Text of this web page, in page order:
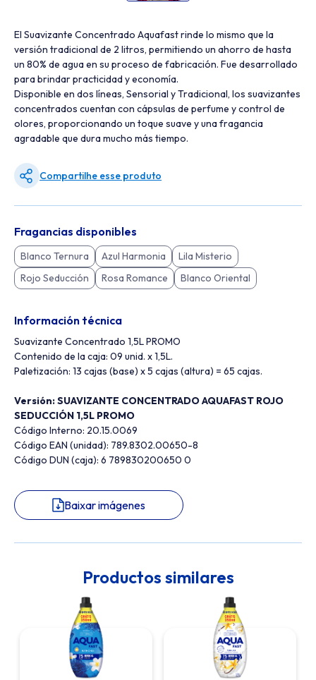
El Suavizante Concentrado Aquafast rinde lo mismo que la
versión tradicional de 2 litros, permitiendo un ahorro de hasta
un 80% de agua en su proceso de fabricación. Fue desarrollado
para brindar practicidad y economía.
Disponible en dos líneas, Sensorial y Tradicional, los suavizantes
concentrados cuentan con cápsulas de perfume y control de
olores, proporcionando un toque suave y una fragancia
agradable que dura mucho más tiempo.
Compartilhe esse produto
Fragancias disponibles
Blanco Ternura Azul Harmonia
Lila Misterio
Rojo Seducción
Rosa Romance Blanco Oriental
Información técnica
Suavizante Concentrado 1,5L PROMO
Contenido de la caja: 09 unid. x 1,5L.
Paletización: 13 cajas (base) x 5 cajas (altura) = 65 cajas.
Versión:SUAVIZANTE CONCENTRADO AQUAFAST ROJO
SEDUCCIÓN 1,5L PROMO
Código Interno: 20.15.0069
Código EAN (unidad): 789.8302.00650-8
Código DUN (caja): 6 789830200650 0
Baixar imágenes
Productos similares